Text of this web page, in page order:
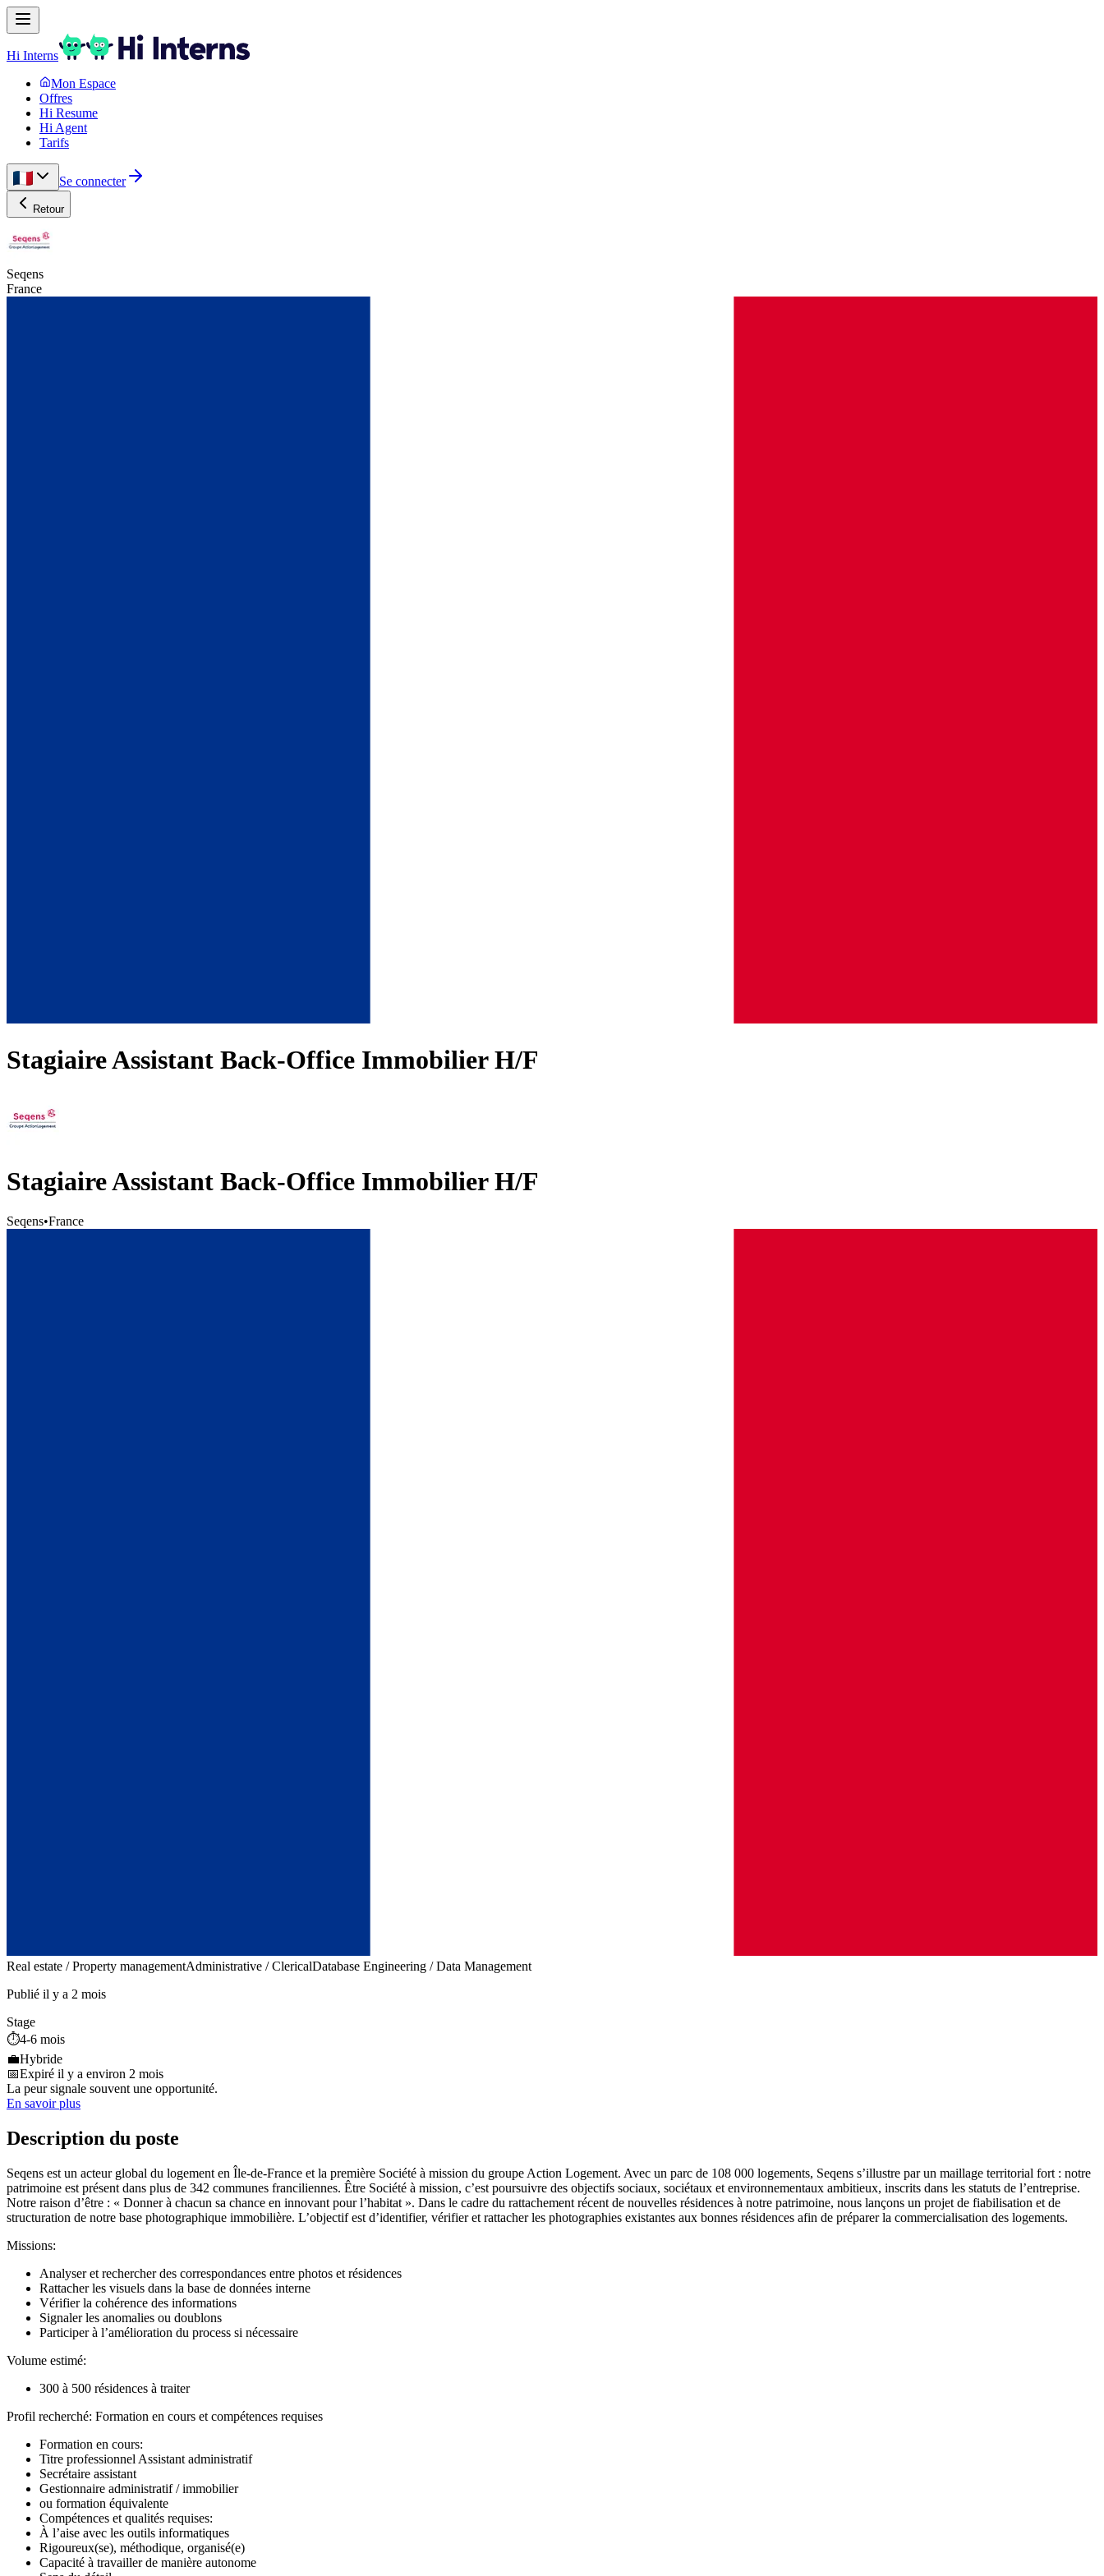
Hi Interns
Mon Espace
Offres
Hi Resume
Hi Agent
Tarifs
Se connecter
Retour
Seqens
France
Stagiaire Assistant Back-Office Immobilier H/F
Stagiaire Assistant Back-Office Immobilier H/F
Seqens•France
Real estate / Property managementAdministrative / ClericalDatabase Engineering / Data Management
Publié il y a 2 mois
Stage
⏱️4-6 mois
💼Hybride
📅Expiré il y a environ 2 mois
La peur signale souvent une opportunité.
En savoir plus
Description du poste
Seqens est un acteur global du logement en Île-de-France et la première Société à mission du groupe Action Logement. Avec un parc de 108 000 logements, Seqens s’illustre par un maillage territorial fort : notre
patrimoine est présent dans plus de 342 communes franciliennes. Être Société à mission, c’est poursuivre des objectifs sociaux, sociétaux et environnementaux ambitieux, inscrits dans les statuts de l’entreprise.
Notre raison d’être : « Donner à chacun sa chance en innovant pour l’habitat ». Dans le cadre du rattachement récent de nouvelles résidences à notre patrimoine, nous lançons un projet de fiabilisation et de
structuration de notre base photographique immobilière. L’objectif est d’identifier, vérifier et rattacher les photographies existantes aux bonnes résidences afin de préparer la commercialisation des logements.
Missions:
Analyser et rechercher des correspondances entre photos et résidences
Rattacher les visuels dans la base de données interne
Vérifier la cohérence des informations
Signaler les anomalies ou doublons
Participer à l’amélioration du process si nécessaire
Volume estimé:
300 à 500 résidences à traiter
Profil recherché: Formation en cours et compétences requises
Formation en cours:
Titre professionnel Assistant administratif
Secrétaire assistant
Gestionnaire administratif / immobilier
ou formation équivalente
Compétences et qualités requises:
À l’aise avec les outils informatiques
Rigoureux(se), méthodique, organisé(e)
Capacité à travailler de manière autonome